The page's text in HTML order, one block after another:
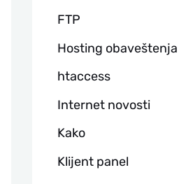
FTP
Hosting obaveštenja
htaccess
Internet novosti
Kako
Klijent panel